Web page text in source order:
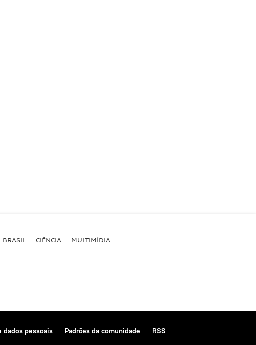
BRASIL CIÊNCIA MULTIMÍDIA
dados pessoais Padrões da comunidade
RSS